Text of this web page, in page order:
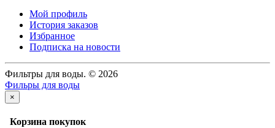
Мой профиль
История заказов
Избранное
Подписка на новости
Фильтры для воды. © 2026
Фильры для воды
×
Корзина покупок